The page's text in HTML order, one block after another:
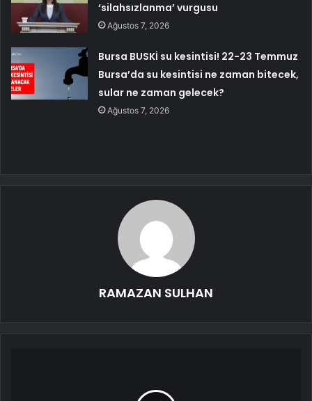
‘silahsızlanma’ vurgusu
Ağustos 7, 2026
Bursa BUSKİ su kesintisi! 22-23 Temmuz
Bursa’da su kesintisi ne zaman bitecek,
sular ne zaman gelecek?
Ağustos 7, 2026
RAMAZAN SULHAN